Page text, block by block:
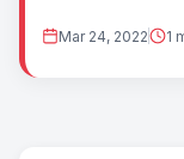
Mar 24, 2022 1